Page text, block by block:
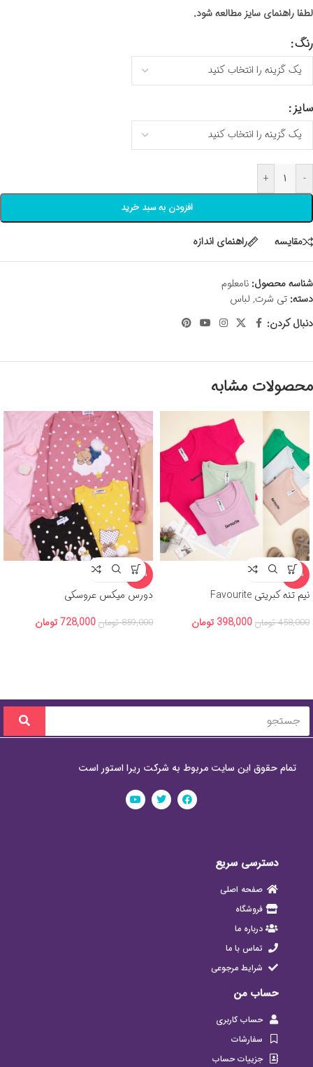
لطفا راهنمای سایز مطالعه شود.
رنگ
سایز
-
+
افزودن به سبد خرید
مقايسه راهنمای اندازه
شناسه محصول: نامعلوم
دسته: تی شرت, لباس
دنبال کردن:
محصولات مشابه
-13%
نیم تنه کبریتی Favourite
458,000 تومان 398,000 تومان
-15%
دورس میکس عروسکی
859,000 تومان 728,000تومان
تمام حقوق این سایت مربوط به شرکت ریرا استور است
دسترسی سریع
صفحه اصلی
فروشگاه
درباره ما
تماس با ما
شرایط مرجوعی
حساب من
حساب کاربری
سفارشات
جزییات حساب